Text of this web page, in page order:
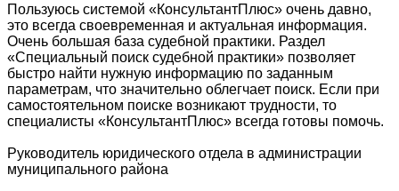
Пользуюсь системой «КонсультантПлюс» очень давно,
это всегда своевременная и актуальная информация.
Очень большая база судебной практики. Раздел
«Специальный поиск судебной практики» позволяет
быстро найти нужную информацию по заданным
параметрам, что значительно облегчает поиск. Если при
самостоятельном поиске возникают трудности, то
специалисты «КонсультантПлюс» всегда готовы помочь.
Руководитель юридического отдела в администрации
муниципального района